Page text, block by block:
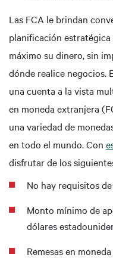
Las FCA le brindan
planificación
máximo su dinero, sin
dónde realice negocios.
una cuenta a la vista
en moneda extranjera
una variedad de
en todo el mundo. Con
disfrutar de los
No hay requisitos
Monto mínimo de
dólares
Remesas en